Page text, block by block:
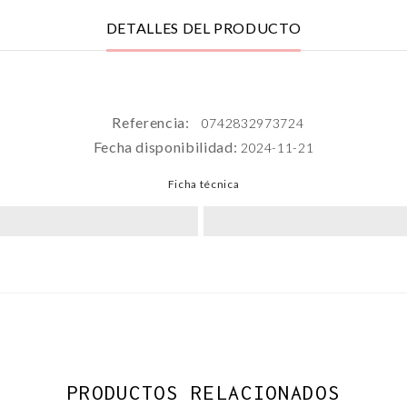
DETALLES DEL PRODUCTO
Referencia: 0742832973724
Fecha disponibilidad: 2024-11-21
Ficha técnica
PRODUCTOS RELACIONADOS